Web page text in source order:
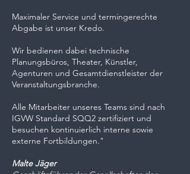
Maximaler Service und termingerechte
Abgabe ist unser Kredo.
Wir bedienen dabei technische
Planungsbüros, Theater, Künstler,
Agenturen und Gesamtdienstleister der
Veranstaltungsbranche.
Alle Mitarbeiter unseres Teams sind nach
IGVW Standard SQQ2 zertifiziert und
besuchen kontinuierlich interne sowie
externe Fortbildungen."
Malte Jäger